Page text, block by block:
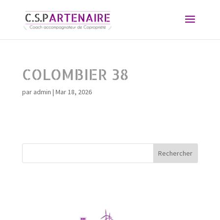
COLOMBIER 38
par admin | Mar 18, 2026